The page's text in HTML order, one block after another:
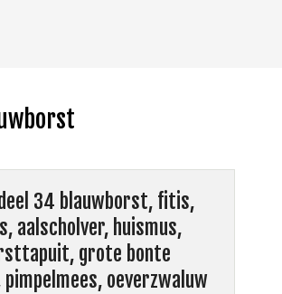
34 blauwborst, fitis,
aalscholver, huismus,
grote bonte
oeverzwaluw